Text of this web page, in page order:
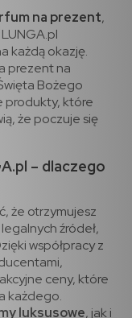
na prezent,
każdą okazję.
prezent na
Bożego
produkty, które
że poczuje się
– dlaczego
że otrzymujesz
źródeł,
współpracy z
ceny, które
każdego.
luksusowe, jak i